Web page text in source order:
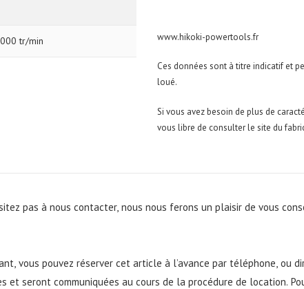
tr/min www.hikoki-powertools.fr
Ces données sont à titre indicatif et
loué.
Si vous avez besoin de plus de
vous libre de consulter le site du
pas à nous contacter, nous nous ferons un plaisir de vous
vous pouvez réserver cet article à l’avance par téléphone, ou
seront communiquées au cours de la procédure de location.